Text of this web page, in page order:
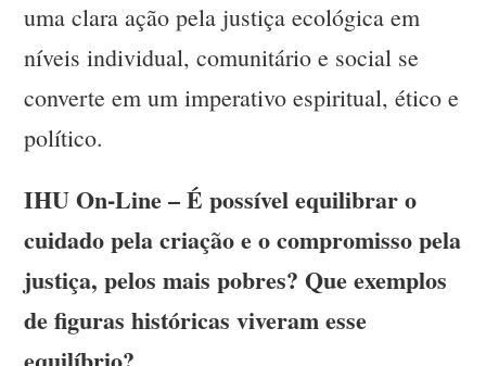
uma clara ação pela justiça ecológica em
níveis individual, comunitário e social se
converte em um imperativo espiritual, ético e
político.
IHU On-Line – É possível equilibrar o
cuidado pela criação e o compromisso pela
justiça, pelos mais pobres? Que exemplos
de figuras históricas viveram esse